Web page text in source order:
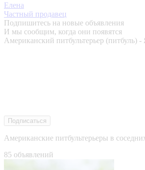
Елена
Частный продавец
Подпишитесь на новые объявления
И мы сообщим, когда они появятся
Американский питбультерьер (питбуль) -
Подписаться
Американские питбультерьеры в
85 объявлений